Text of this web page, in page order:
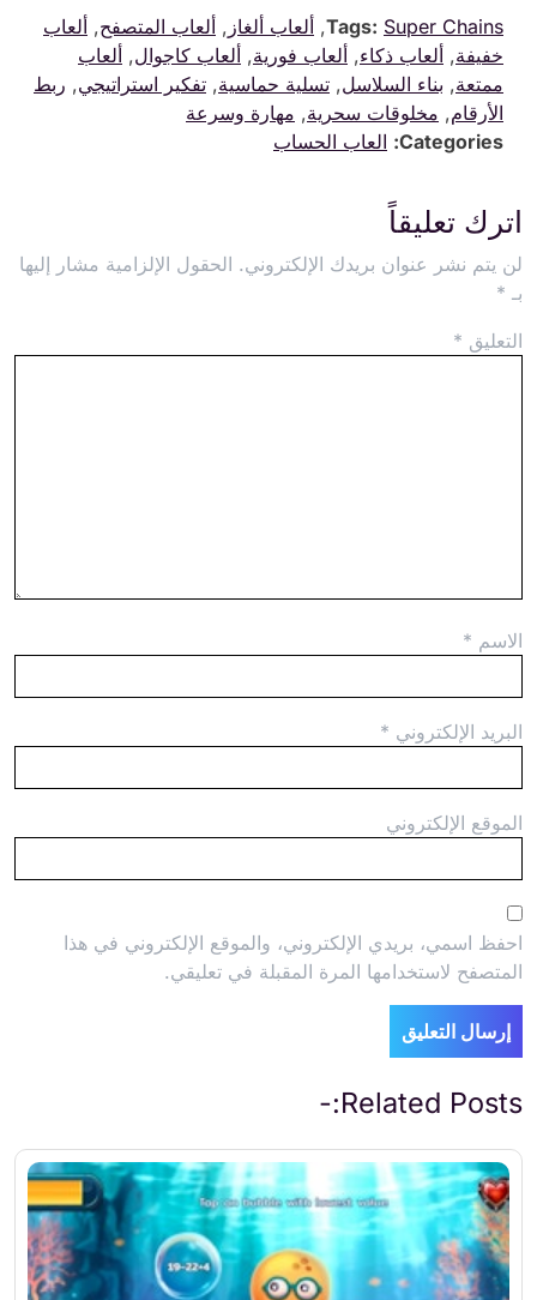
Tags: Super Chains
, ألعاب ألغاز , ألعاب المتصفح, ألعاب
خفيفة, ألعاب ذكاء, ألعاب فورية, ألعاب كاجوال, ألعاب
ممتعة, بناء السلاسل, تسلية حماسية, تفكير استراتيجي, ربط
الأرقام, مخلوقات سحرية, مهارة وسرعة
Categories: العاب الحساب
اترك تعليقاً
لن يتم نشر عنوان بريدك الإلكتروني. الحقول الإلزامية مشار إليها
بـ *
التعليق *
الاسم *
البريد الإلكتروني *
الموقع الإلكتروني
احفظ اسمي، بريدي الإلكتروني، والموقع الإلكتروني في هذا
المتصفح لاستخدامها المرة المقبلة في تعليقي.
Related Posts:-